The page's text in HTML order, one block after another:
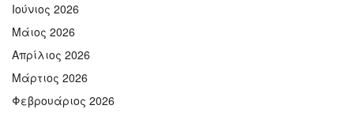
Ιούνιος 2026
Μάιος 2026
Απρίλιος 2026
Μάρτιος 2026
Φεβρουάριος 2026